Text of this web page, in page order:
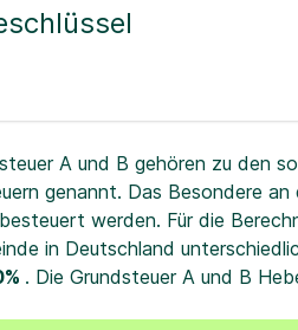
A und B gehören zu den
genannt. Das Besondere
werden. Für die
in Deutschland
. Die Grundsteuer A und B